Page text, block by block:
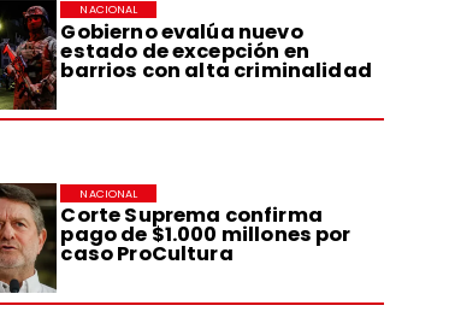
Gobierno evalúa nuevo
estado de excepción en
barrios con alta criminalidad
NACIONAL
Corte Suprema confirma
pago de $1.000 millones por
caso ProCultura
NACIONAL